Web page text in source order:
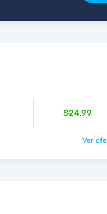
$24.99
Ver